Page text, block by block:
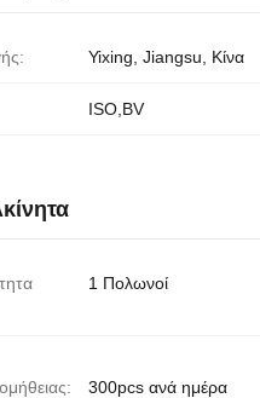
Yixing, Jiangsu, Κίνα
ISO,BV
1 Πολωνοί
300pcs ανά ημέρα